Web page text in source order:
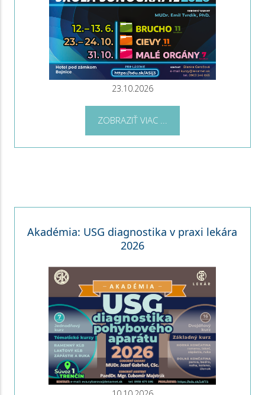
23.10.2026
ZOBRAZIŤ VIAC ...
Akadémia: USG diagnostika v praxi lekára
2026